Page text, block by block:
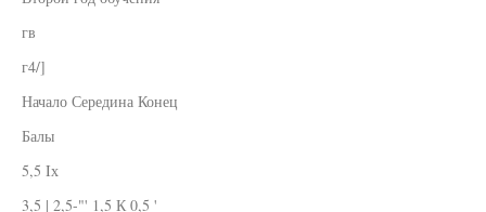
гв
г4/]
Начало Середина Конец
Балы
5,5 Iх
3,5 | 2,5-"' 1,5 К 0,5 '